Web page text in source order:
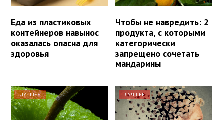
Еда из пластиковых
контейнеров навынос
оказалась опасна для
здоровья
Чтобы не навредить: 2
продукта, с которыми
категорически
запрещено сочетать
мандарины
ЛУЧШЕЕ ЛУЧШЕЕ